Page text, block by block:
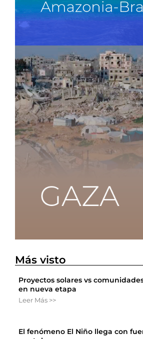
Más visto
Proyectos solares vs
en nueva etapa
Leer Más >>
El fenómeno El Niño llega con